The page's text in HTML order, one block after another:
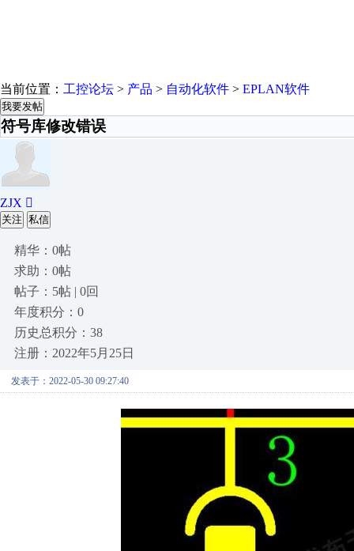
当前位置： 工控论坛 > 产品 > 自动化软件 > EPLAN软件
我要发帖
符号库修改错误
ZJX 
关注 私信
精华：0帖
求助：0帖
帖子：5帖 | 0回
年度积分：0
历史总积分：38
注册：2022年5月25日
发表于：2022-05-30 09:27:40